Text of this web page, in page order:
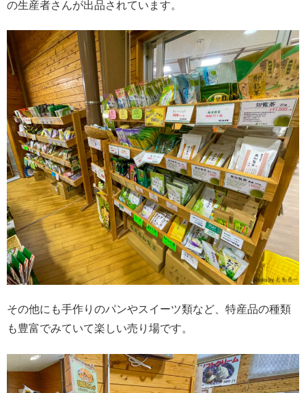
の生産者さんが出品されています。
その他にも手作りのパンやスイーツ類など、特産品の種類
も豊富でみていて楽しい売り場です。